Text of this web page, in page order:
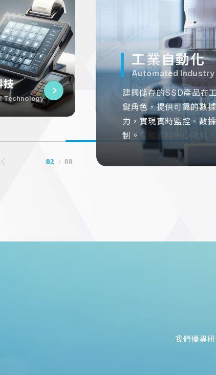
自動化
Industry
網路與通訊
Networking&Telecom
金融科技
Financial
透過建興儲存的高效
理和業務運營，確保金
安全性。
工業自動化
Automated Industry
建興儲存的SSD產品在
鍵角色，提供可靠的數
力，實現實時監控、數
制。
網路與通訊
SSD產品在伺服器與網
用。我們提供高效能的
器速度和資料中心效能。
AIoT
Smart Internet
我們的SSD不僅提供高
耐用性和遠距離操作的
可靠運行和數據儲存，
智慧家居和工業自動化
交通運輸
Transportation
固態硬碟是交通運輸業
效能和可靠的數據儲存
統、智慧交通管理和車輛
伺服器&雲端
Server & Cloud
使用SSD的伺服器和雲
的數據存取速度、更高
並提升系統的整體可靠性
醫療相關
Healthcare
醫療設備使用SSD可提
強可靠性，降低能耗，
率和質量。
博弈相關
Casino Gaming
在博弈相關領域中，使
遊戲加載速度和實時數
遲，確保更流暢的遊戲
平台，SSD提供快速的
高同時在線用戶量，增
從而提高用戶滿意度和
Automated Industry
03 08
我們優異